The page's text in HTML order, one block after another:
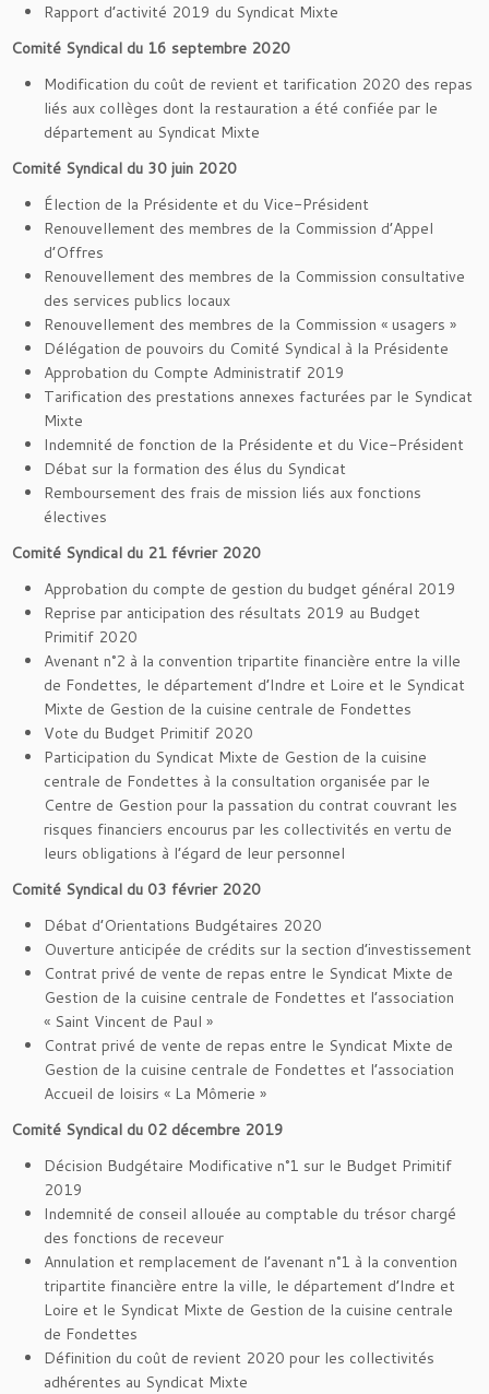
Rapport d’activité 2019 du Syndicat Mixte
Comité Syndical du 16 septembre 2020
Modification du coût de revient et tarification 2020 des repas
liés aux collèges dont la restauration a été confiée par le
département au Syndicat Mixte
Comité Syndical du 30 juin 2020
Élection de la Présidente et du Vice-Président
Renouvellement des membres de la Commission d’Appel
d’Offres
Renouvellement des membres de la Commission consultative
des services publics locaux
Renouvellement des membres de la Commission « usagers »
Délégation de pouvoirs du Comité Syndical à la Présidente
Approbation du Compte Administratif 2019
Tarification des prestations annexes facturées par le Syndicat
Mixte
Indemnité de fonction de la Présidente et du Vice-Président
Débat sur la formation des élus du Syndicat
Remboursement des frais de mission liés aux fonctions
électives
Comité Syndical du 21 février 2020
Approbation du compte de gestion du budget général 2019
Reprise par anticipation des résultats 2019 au Budget
Primitif 2020
Avenant n°2 à la convention tripartite financière entre la ville
de Fondettes, le département d’Indre et Loire et le Syndicat
Mixte de Gestion de la cuisine centrale de Fondettes
Vote du Budget Primitif 2020
Participation du Syndicat Mixte de Gestion de la cuisine
centrale de Fondettes à la consultation organisée par le
Centre de Gestion pour la passation du contrat couvrant les
risques financiers encourus par les collectivités en vertu de
leurs obligations à l’égard de leur personnel
Comité Syndical du 03 février 2020
Débat d’Orientations Budgétaires 2020
Ouverture anticipée de crédits sur la section d’investissement
Contrat privé de vente de repas entre le Syndicat Mixte de
Gestion de la cuisine centrale de Fondettes et l’association
« Saint Vincent de Paul »
Contrat privé de vente de repas entre le Syndicat Mixte de
Gestion de la cuisine centrale de Fondettes et l’association
Accueil de loisirs « La Mômerie »
Comité Syndical du 02 décembre 2019
Décision Budgétaire Modificative n°1 sur le Budget Primitif
2019
Indemnité de conseil allouée au comptable du trésor chargé
des fonctions de receveur
Annulation et remplacement de l’avenant n°1 à la convention
tripartite financière entre la ville, le département d’Indre et
Loire et le Syndicat Mixte de Gestion de la cuisine centrale
de Fondettes
Définition du coût de revient 2020 pour les collectivités
adhérentes au Syndicat Mixte